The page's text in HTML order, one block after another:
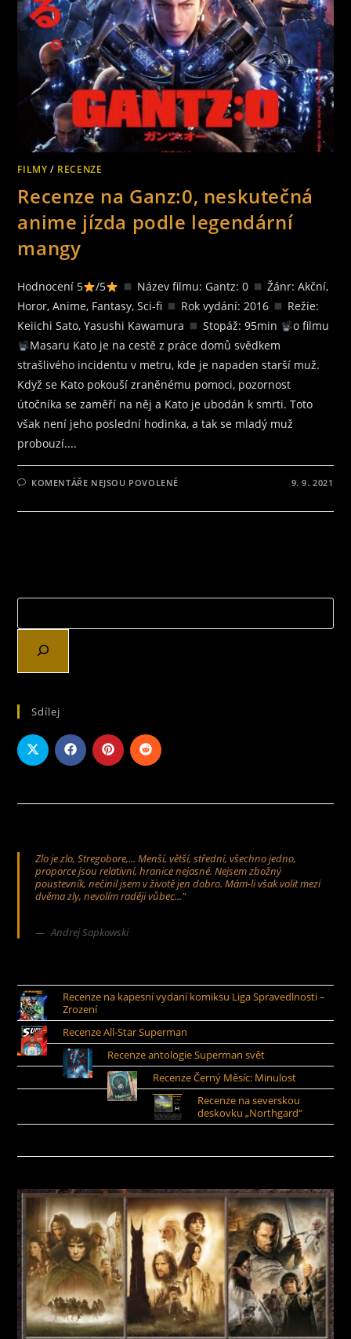
FILMY / RECENZE
Recenze na Ganz:0, neskutečná
anime jízda podle legendární
mangy
Hodnocení 5 /5 Název filmu: Gantz: 0
Žánr: Akční,
Horor, Anime, Fantasy, Sci-fi
Rok vydání: 2016
Režie:
Keiichi Sato, Yasushi Kawamura
Stopáž: 95min
o filmu
Masaru Kato je na cestě z práce domů svědkem
strašlivého incidentu v metru, kde je napaden starší muž.
Když se Kato pokouší zraněnému pomoci, pozornost
útočníka se zaměří na něj a Kato je ubodán k smrti. Toto
však není jeho poslední hodinka, a tak se mladý muž
probouzí....
KOMENTÁŘE NEJSOU POVOLENÉ
NÁZVEM
LEGENDÁRNÍ
9. 9. 2021
Sdílej
Zlo je zlo, Stregobore,... Menší, větší, střední, všechno jedno,
proporce jsou relativní, hranice nejasné. Nejsem zbožný
poustevník, nečinil jsem v životě jen dobro. Mám-li však volit mezi
dvěma zly, nevolím raději vůbec..."
Andrej Sapkowski
Recenze na kapesní vydaní komiksu Liga Spravedlnosti –
Zrození
Recenze All-Star Superman
Recenze antologie Superman svět
Recenze Černý Měsíc: Minulost
Recenze na severskou
deskovku „Northgard“